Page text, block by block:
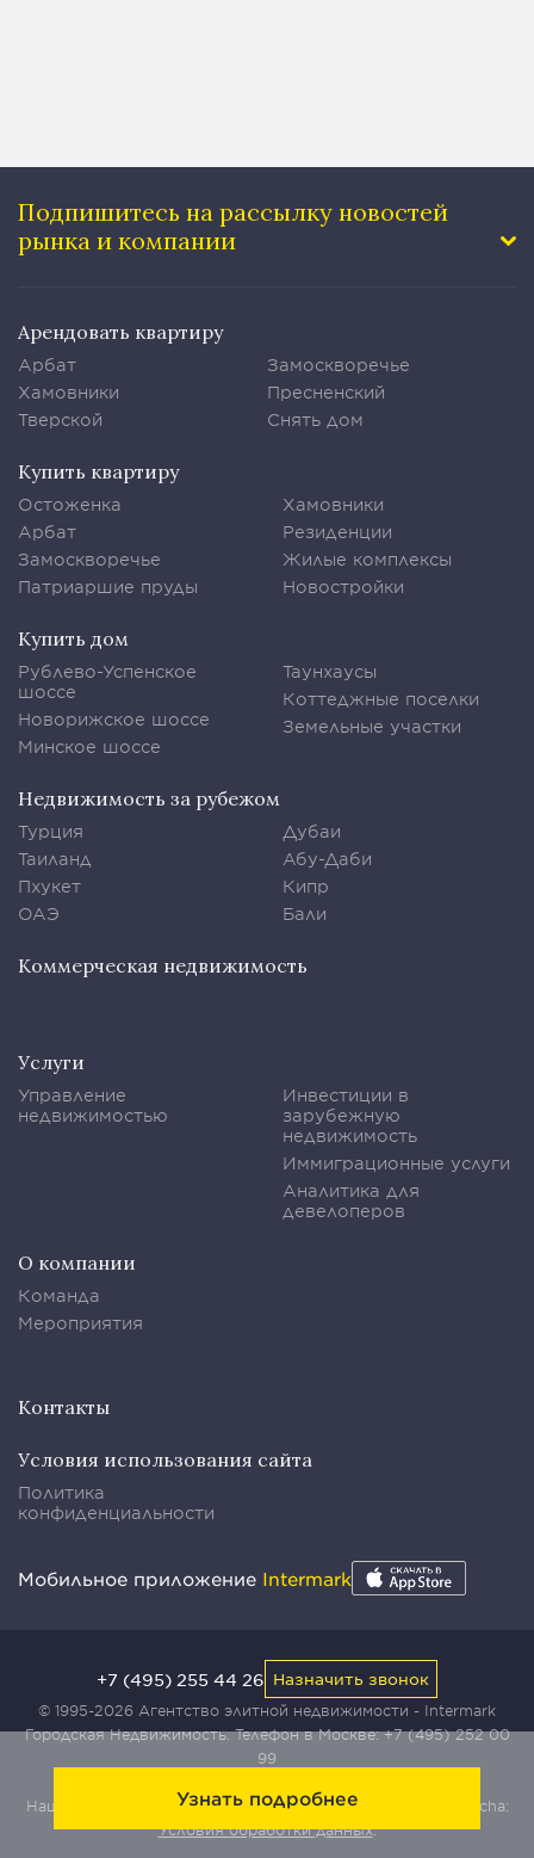
Узнать подробнее
Подпишитесь на рассылку новостей
рынка и компании
Арендовать квартиру
Арбат
Хамовники
Тверской
Замоскворечье
Пресненский
Снять дом
Купить квартиру
Остоженка
Арбат
Замоскворечье
Патриаршие пруды
Хамовники
Резиденции
Жилые комплексы
Новостройки
Купить дом
Рублево-Успенское
шоссе
Новорижское шоссе
Минское шоссе
Таунхаусы
Коттеджные поселки
Земельные участки
Недвижимость за рубежом
Турция
Таиланд
Пхукет
ОАЭ
Дубаи
Абу-Даби
Кипр
Бали
Коммерческая недвижимость
Услуги
Управление
недвижимостью
Инвестиции в
зарубежную
недвижимость
Иммиграционные услуги
Аналитика для
девелоперов
О компании
Команда
Мероприятия
Контакты
Условия использования сайта
Политика
конфиденциальности
Мобильное приложение Intermark
© 1995-2026 Агентство элитной недвижимости - Intermark
Городская Недвижимость. Телефон в Москве:+7 (495) 252 00
99
Наш сайт защищен с помощью сервиса Yandex SmartCaptcha:
Условия обработки данных.
+7 (495) 255 44 26 Назначить звонок